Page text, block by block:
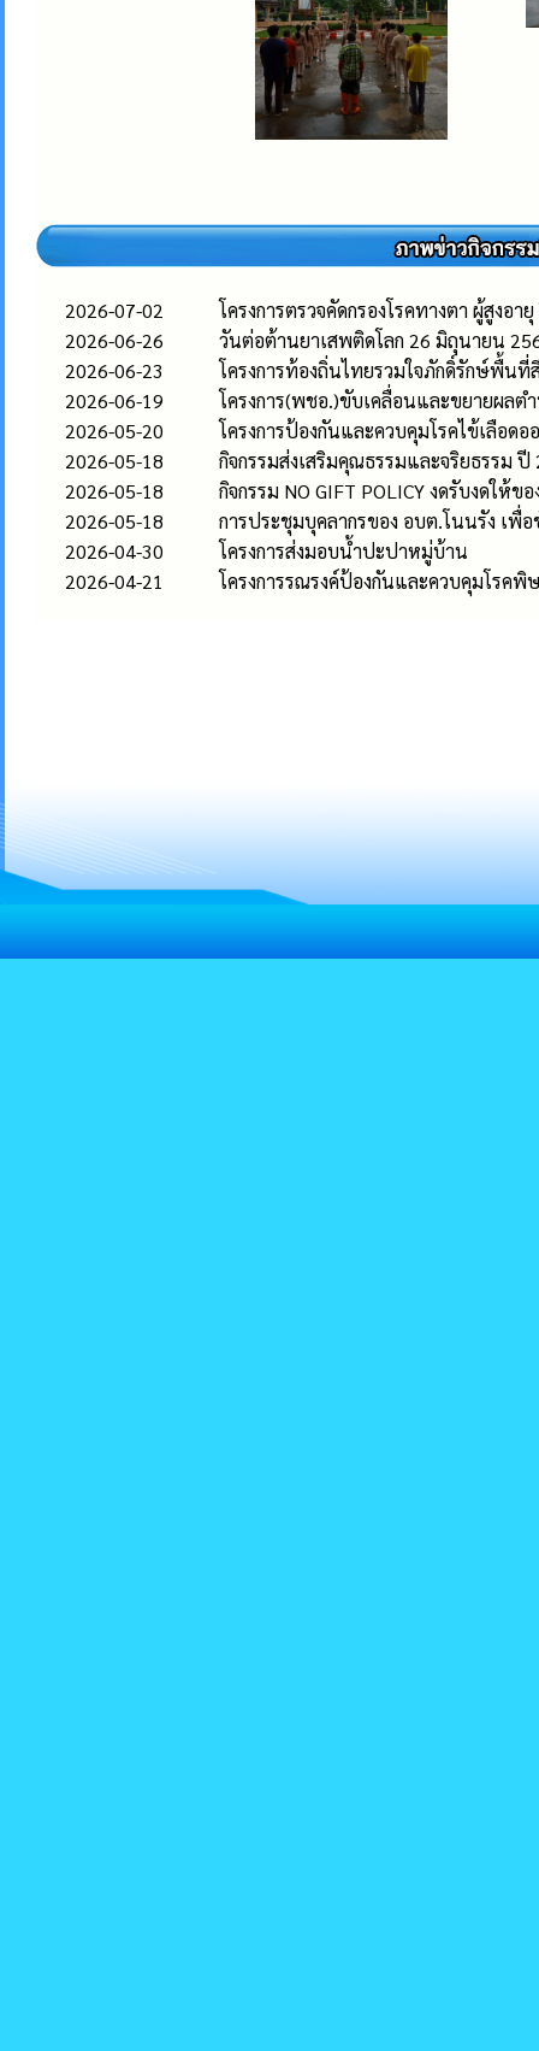
2026-07-02
โครงการตรวจคัดกรองโรคทางตา ผู้สูงอา
2026-06-26
วันต่อต้านยาเสพติดโลก 26 มิถุนายน
2026-06-23
โครงการท้องถิ่นไทยรวมใจภักดิ์รักษ์พื้นที่
2026-06-19
โครงการ(พชอ.)ขับเคลื่อนและขยายผลต
2026-05-20
โครงการป้องกันและควบคุมโรคไข้เลือดอ
2026-05-18
กิจกรรมส่งเสริมคุณธรรมและจริยธรรม ปี
2026-05-18
กิจกรรม NO GIFT POLICY งดรับงดใ
2026-05-18
การประชุมบุคลากรของ อบต.โนนรัง เพื่
2026-04-30
โครงการส่งมอบน้ำปะปาหมู่บ้าน
2026-04-21
โครงการรณรงค์ป้องกันและควบคุมโรค